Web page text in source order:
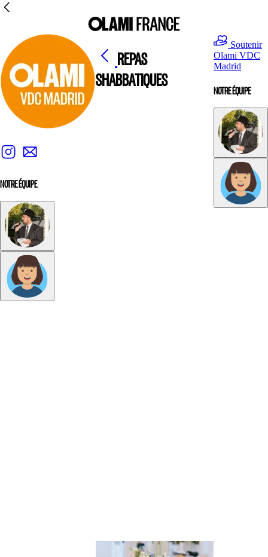
NOTRE ÉQUIPE
REPAS
SHABBATIQUES
Soutenir
Olami VDC
Madrid
NOTRE ÉQUIPE